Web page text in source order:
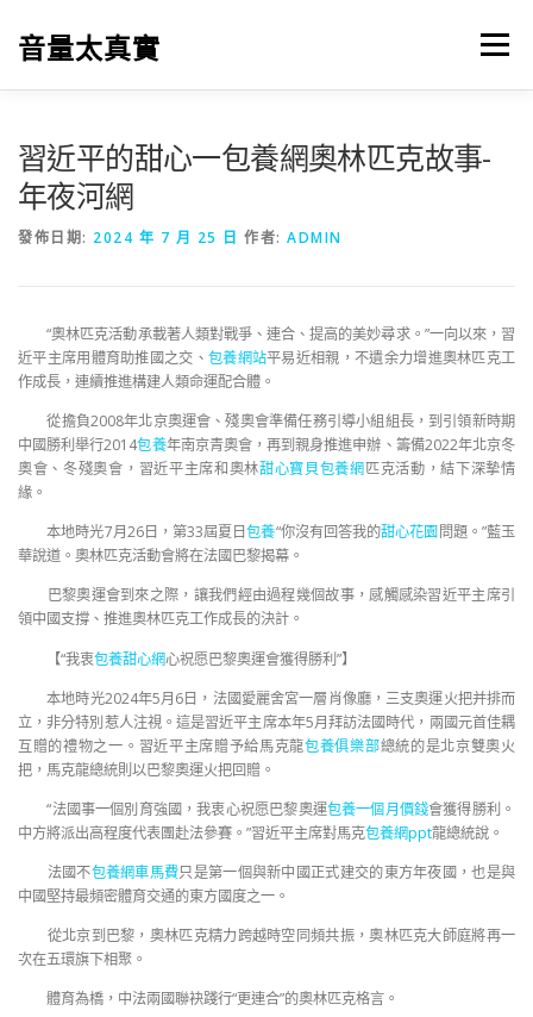
音量太真實 選單
習近平的甜心一包養網奧林匹克故事-
年夜河網
發佈日期: 2024 年 7 月 25 日 作者: ADMIN
“奧林匹克活動承載著人類對戰爭、連合、提高的美妙尋求。”一向以來，習
近平主席用體育助推國之交、 包養網站平易近相親，不遺余力增進奧林匹克工
作成長，連續推進構建人類命運配合體。
從擔負2008年北京奧運會、殘奧會準備任務引導小組組長，到引領新時期
中國勝利舉行2014包養年南京青奧會，再到親身推進申辦、籌備2022年北京冬
奧會、冬殘奧會，習近平主席和奧林甜心寶貝包養網匹克活動，結下深摯情
緣。
本地時光7月26日，第33屆夏日包養“你沒有回答我的甜心花園問題。”藍玉
華說道。奧林匹克活動會將在法國巴黎揭幕。
巴黎奧運會到來之際，讓我們經由過程幾個故事，感觸感染習近平主席引
領中國支撐、推進奧林匹克工作成長的決計。
【“我衷包養甜心網心祝愿巴黎奧運會獲得勝利”】
本地時光2024年5月6日，法國愛麗舍宮一層肖像廳，三支奧運火把并排而
立，非分特別惹人注視。這是習近平主席本年5月拜訪法國時代，兩國元首佳耦
互贈的禮物之一。習近平主席贈予給馬克龍包養俱樂部總統的是北京雙奧火
把，馬克龍總統則以巴黎奧運火把回贈。
“法國事一個別育強國，我衷心祝愿巴黎奧運包養一個月價錢會獲得勝利。
中方將派出高程度代表團赴法參賽。”習近平主席對馬克包養網ppt龍總統說。
法國不包養網車馬費只是第一個與新中國正式建交的東方年夜國，也是與
中國堅持最頻密體育交通的東方國度之一。
從北京到巴黎，奧林匹克精力跨越時空同頻共振，奧林匹克大師庭將再一
次在五環旗下相聚。
體育為橋，中法兩國聯袂踐行“更連合”的奧林匹克格言。